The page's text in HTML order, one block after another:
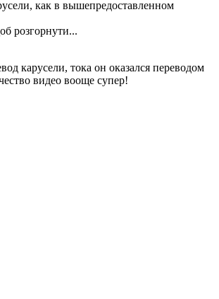
как в вышепредоставленном
розгорнути...
карусели, тока он оказался переводом
видео вооще супер!